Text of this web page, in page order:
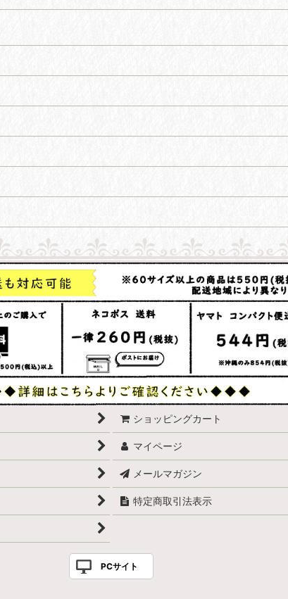
ショッピングカート
マイページ
メールマガジン
特定商取引法表示
PCサイト